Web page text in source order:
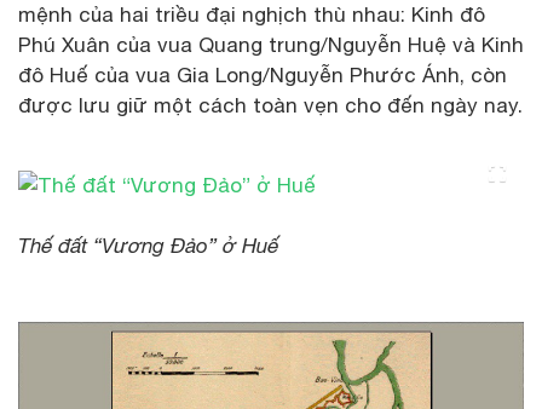
mệnh của hai triều đại nghịch thù nhau: Kinh đô
Phú Xuân của vua Quang trung/Nguyễn Huệ và Kinh
đô Huế của vua Gia Long/Nguyễn Phước Ánh, còn
được lưu giữ một cách toàn vẹn cho đến ngày nay.
Thế đất “Vương Đảo” ở Huế